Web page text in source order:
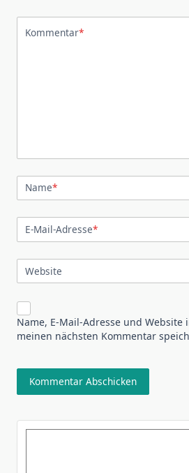
Kommentar*
Name*
E-Mail-Adresse*
Website
Name, E-Mail-Adresse und
meinen nächsten Kommentar